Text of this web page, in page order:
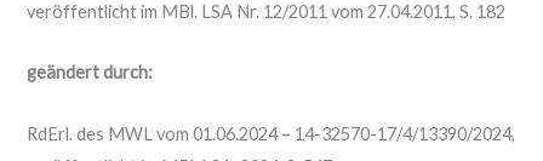
veröffentlicht im MBl. LSA Nr. 12/2011 vom 27.04.2011, S. 182
geändert durch:
RdErl. des MWL vom 01.06.2024 – 14-32570-17/4/13390/2024,